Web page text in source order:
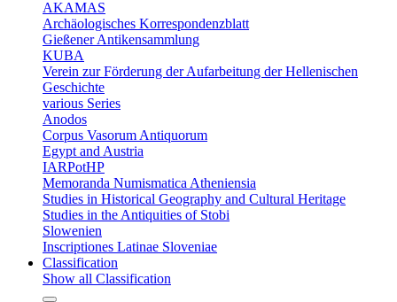
AKAMAS
Archäologisches Korrespondenzblatt
Gießener Antikensammlung
KUBA
Verein zur Förderung der Aufarbeitung der Hellenischen
Geschichte
various Series
Anodos
Corpus Vasorum Antiquorum
Egypt and Austria
IARPotHP
Memoranda Numismatica Atheniensia
Studies in Historical Geography and Cultural Heritage
Studies in the Antiquities of Stobi
Slowenien
Inscriptiones Latinae Sloveniae
Classification
Show all Classification